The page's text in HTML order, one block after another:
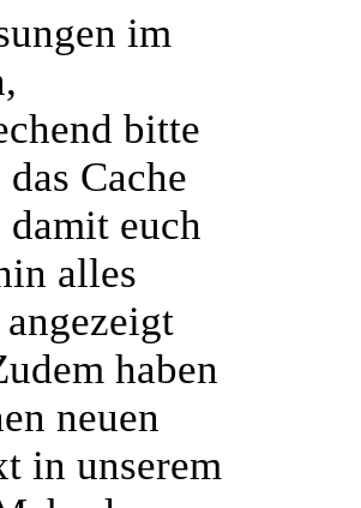
im
bitte
Cache
damit euch
alles
haben
neuen
in unserem